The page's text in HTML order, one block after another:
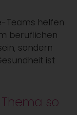
Teams helfen
beruflichen
sondern
ist
so